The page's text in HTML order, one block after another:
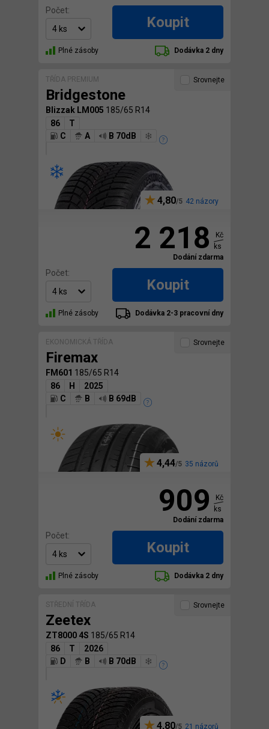
Počet:
Koupit
Plné zásoby Dodávka 2 dny
TŘÍDA PREMIUM
Bridgestone
Blizzak LM005 185/65 R14
86
T
C
A B 70dB
4,80 42 názory
Srovnejte
2 218
Kč
ks
Dodání zdarma
Počet:
Koupit
Plné zásoby Dodávka 2-3 pracovní dny
EKONOMICKÁ TŘÍDA
Firemax
FM601 185/65 R14
86
H
2025
C
B B 69dB
4,44 35 názorů
Srovnejte
909
Kč
ks
Dodání zdarma
Počet:
Koupit
Plné zásoby Dodávka 2 dny
STŘEDNÍ TŘÍDA
Zeetex
ZT8000 4S 185/65 R14
86
T
2026
D
B B 70dB
4,80 21 názorů
Srovnejte